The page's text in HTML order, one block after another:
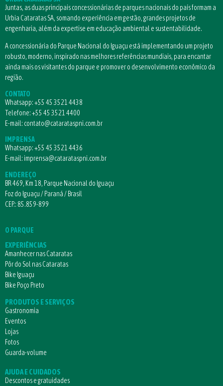
Juntas, as duas principais concessionárias de parques nacionais do país formam a
Urbia Cataratas SA, somando experiência em gestão, grandes projetos de
engenharia, além da expertise em educação ambiental e sustentabilidade.
A concessionária do Parque Nacional do Iguaçu está implementando um projeto
robusto, moderno, inspirado nas melhores referências mundiais, para encantar
ainda mais os visitantes do parque e promover o desenvolvimento econômico da
região.
CONTATO
Whatsapp:+55 45 3521 4438
Telefone:+55 45 3521 4400
E-mail: contato@catarataspni.com.br
IMPRENSA
Whatsapp:+55 45 3521 4436
E-mail: imprensa@catarataspni.com.br
ENDEREÇO
BR 469, Km 18, Parque Nacional do Iguaçu
Foz do Iguaçu / Paraná / Brasil
CEP.: 85.859-899
O PARQUE
EXPERIÊNCIAS
Amanhecer nas Cataratas
Pôr do Sol nas Cataratas
Bike Iguaçu
Bike Poço Preto
PRODUTOS E SERVIÇOS
Gastronomia
Eventos
Lojas
Fotos
Guarda-volume
AJUDA E CUIDADOS
Descontos e gratuidades